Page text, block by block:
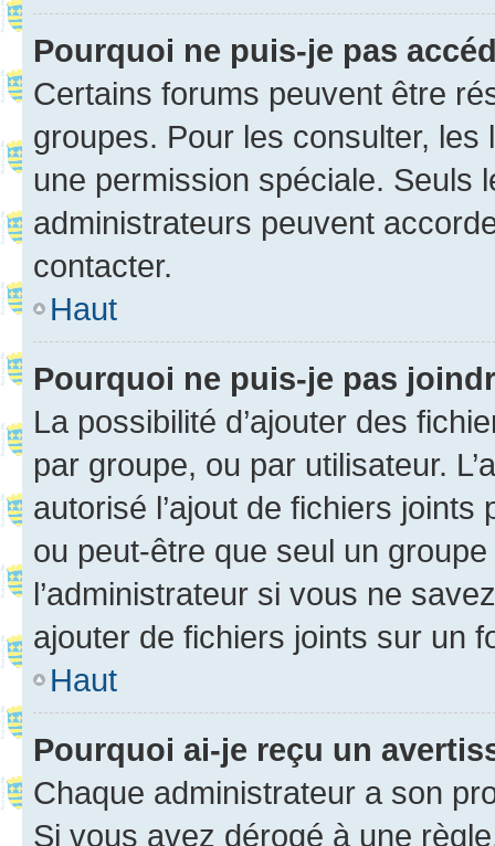
Pourquoi ne puis-je pas
Certains forums peuvent être
groupes. Pour les consulter,
une permission spéciale. Seuls
administrateurs peuvent
contacter.
Haut
Pourquoi ne puis-je pas
La possibilité d’ajouter des
par groupe, ou par utilisateur.
autorisé l’ajout de fichiers
ou peut-être que seul un
l’administrateur si vous ne
ajouter de fichiers joints sur un
Haut
Pourquoi ai-je reçu un
Chaque administrateur a son
Si vous avez dérogé à une